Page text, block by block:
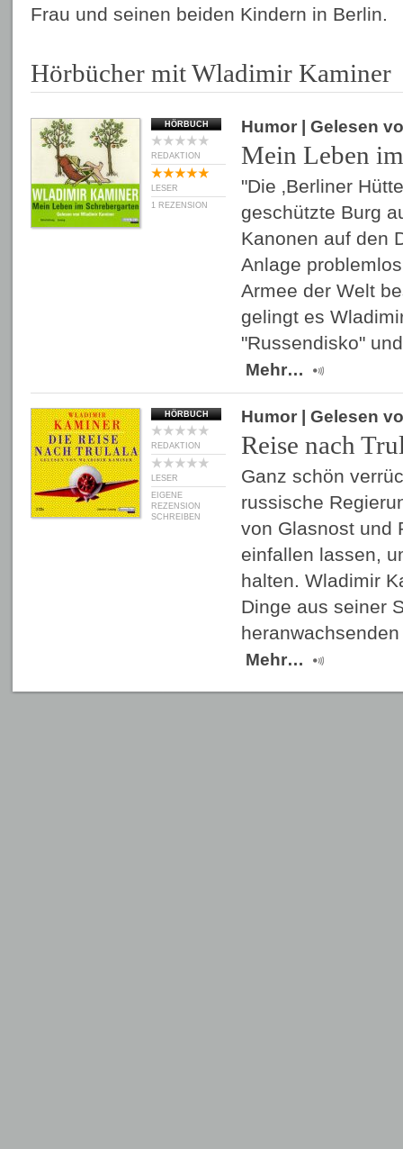
Frau und seinen beiden Kindern in Berlin.
Hörbücher mit Wladimir Kaminer
HÖRBUCH
REDAKTION
LESER
1 REZENSION
Humor | Gelesen
Mein Leben
"Die ‚Berliner
geschützte Burg
Kanonen auf den
Anlage
Armee der Welt
gelingt es
"Russendisko"
Mehr…
HÖRBUCH
REDAKTION
LESER
EIGENE
REZENSION
SCHREIBEN
Humor | Gelesen
Reise nach
Ganz schön
russische
von Glasnost und
einfallen lassen,
halten. Wladimir
Dinge aus seiner
Mehr…